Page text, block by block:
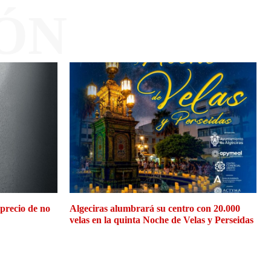
de no
Algeciras alumbrará su centro con 20.000
velas en la quinta Noche de Velas y Perseidas